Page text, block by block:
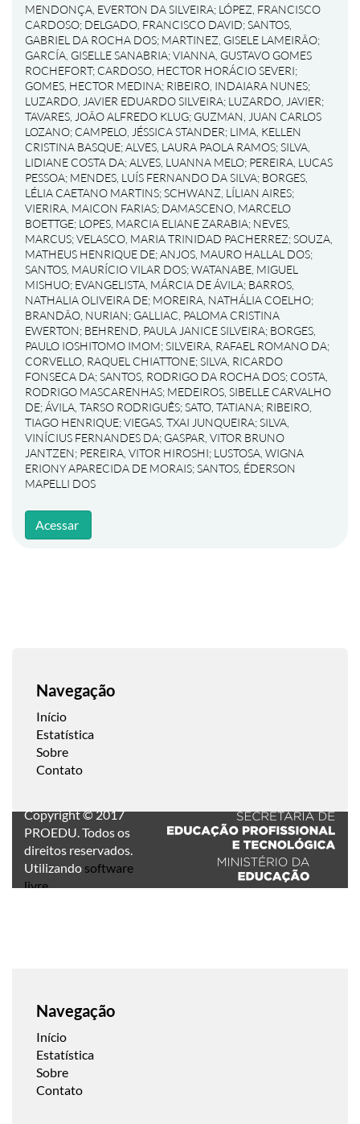
MENDONÇA, EVERTON DA SILVEIRA; LÓPEZ, FRANCISCO
CARDOSO; DELGADO, FRANCISCO DAVID;SANTOS,
GABRIEL DA ROCHA DOS; MARTINEZ, GISELE LAMEIRÃO;
GARCÍA, GISELLE SANABRIA;VIANNA, GUSTAVO GOMES
ROCHEFORT; CARDOSO, HECTOR HORÁCIO SEVERI;
GOMES, HECTOR MEDINA; RIBEIRO, INDAIARA NUNES;
LUZARDO, JAVIER EDUARDO SILVEIRA; LUZARDO, JAVIER;
TAVARES, JOÃO ALFREDO KLUG; GUZMAN, JUAN CARLOS
LOZANO; CAMPELO, JÉSSICA STANDER; LIMA, KELLEN
CRISTINA BASQUE;ALVES, LAURA PAOLA RAMOS;SILVA,
LIDIANE COSTA DA;ALVES, LUANNA MELO; PEREIRA, LUCAS
PESSOA; MENDES, LUÍS FERNANDO DA SILVA; BORGES,
LÉLIA CAETANO MARTINS;SCHWANZ, LÍLIAN AIRES;
VIERIRA, MAICON FARIAS; DAMASCENO, MARCELO
BOETTGE; LOPES, MARCIA ELIANE ZARABIA; NEVES,
MARCUS;VELASCO, MARIA TRINIDAD PACHERREZ;SOUZA,
MATHEUS HENRIQUE DE;ANJOS, MAURO HALLAL DOS;
SANTOS, MAURÍCIO VILAR DOS;WATANABE, MIGUEL
MISHUO; EVANGELISTA, MÁRCIA DE ÁVILA; BARROS,
NATHALIA OLIVEIRA DE; MOREIRA, NATHÁLIA COELHO;
BRANDÃO, NURIAN; GALLIAC, PALOMA CRISTINA
EWERTON; BEHREND, PAULA JANICE SILVEIRA; BORGES,
PAULO IOSHITOMO IMOM;SILVEIRA, RAFAEL ROMANO DA;
CORVELLO, RAQUEL CHIATTONE;SILVA, RICARDO
FONSECA DA;SANTOS, RODRIGO DA ROCHA DOS; COSTA,
RODRIGO MASCARENHAS; MEDEIROS, SIBELLE CARVALHO
DE;ÁVILA, TARSO RODRIGUÊS;SATO, TATIANA; RIBEIRO,
TIAGO HENRIQUE;VIEGAS, TXAI JUNQUEIRA;SILVA,
VINÍCIUS FERNANDES DA; GASPAR, VITOR BRUNO
JANTZEN; PEREIRA, VITOR HIROSHI; LUSTOSA, WIGNA
ERIONY APARECIDA DE MORAIS;SANTOS, ÉDERSON
MAPELLI DOS
Acessar
Navegação
Início
Estatística
Sobre
Contato
Copyright © 2017
PROEDU. Todos os
direitos reservados.
Utilizando software
livre.
Navegação
Início
Estatística
Sobre
Contato